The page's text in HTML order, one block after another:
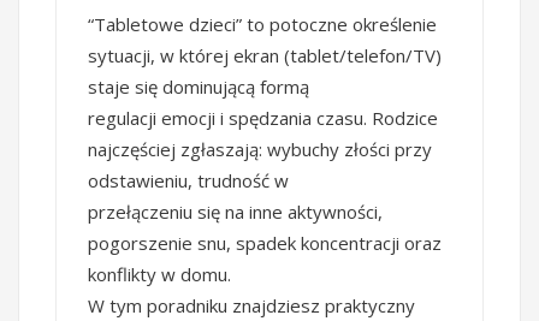
“Tabletowe dzieci” to potoczne określenie
sytuacji, w której ekran (tablet/telefon/TV)
staje się dominującą formą
regulacji emocji i spędzania czasu. Rodzice
najczęściej zgłaszają: wybuchy złości przy
odstawieniu, trudność w
przełączeniu się na inne aktywności,
pogorszenie snu, spadek koncentracji oraz
konflikty w domu.
W tym poradniku znajdziesz praktyczny